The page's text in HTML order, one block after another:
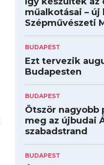
műalkotásai –
Szépművészeti
BUDAPEST
Ezt tervezik
Budapesten
BUDAPEST
Ötször nagyobb
meg az újbudai
szabadstrand
BUDAPEST